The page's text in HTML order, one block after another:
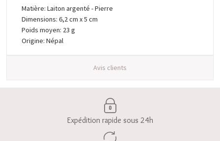
Matière: Laiton argenté - Pierre
Dimensions: 6,2 cm x 5 cm
Poids moyen: 23 g
Origine: Népal
Avis clients
Expédition rapide sous 24h